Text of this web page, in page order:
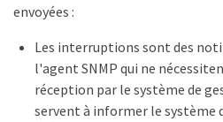
envoyées :
Les interruptions sont des
l'agent SNMP qui ne
réception par le système de
servent à informer le système